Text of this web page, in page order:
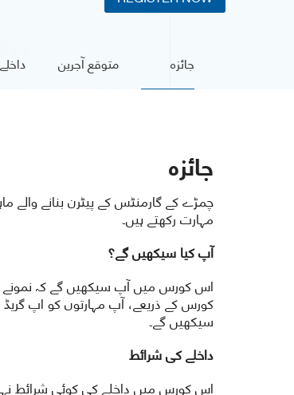
جائزہ متوقع آجرین
جائزہ
چمڑے کے گارمنٹس کے پیٹرن بنانے والے
مہارت رکھتے ہیں۔
آپ کیا سیکھیں گے؟
اس کورس میں آپ سیکھیں گے کہ نمونے
کورس کے ذریعے، آپ مہارتوں کو اپ
سیکھیں گے۔
داخلے کی شرائط
اس کورس میں داخلے کی کوئی شرائط